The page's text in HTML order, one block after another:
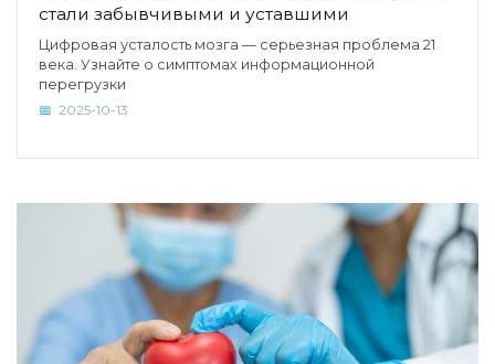
стали забывчивыми и уставшими
Цифровая усталость мозга — серьезная проблема 21
века. Узнайте о симптомах информационной
перегрузки
2025-10-13